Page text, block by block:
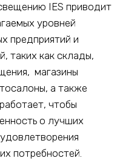
IES приводит
уровней
предприятий и
таких как склады,
магазины
а также
чтобы
о лучших
потребностей.